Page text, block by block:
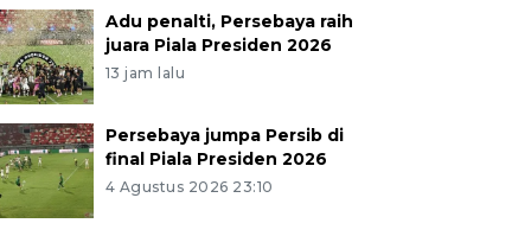
Adu penalti, Persebaya raih
juara Piala Presiden 2026
13 jam lalu
Persebaya jumpa Persib di
final Piala Presiden 2026
4 Agustus 2026 23:10